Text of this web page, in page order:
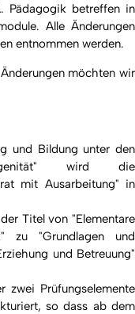
Pädagogik betreffen in
Alle Änderungen
entnommen werden.
möchten wir
und Bildung unter den
wird die
mit Ausarbeitung" in
Titel von "Elementare
zu "Grundlagen und
und Betreuung"
zwei Prüfungselemente
so dass ab dem